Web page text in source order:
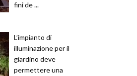
fini de ...
L’impianto di
illuminazione per il
giardino deve
permettere una